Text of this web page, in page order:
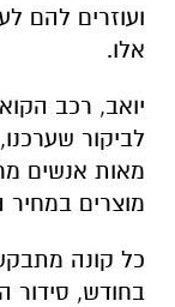
ועוזרים להם
אלו.
יואב, רכב
לביקור
מאות אנשים
מוצרים
כל קונה
בחודש, סידור